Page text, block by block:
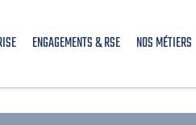
ENGAGEMENTS & RSE NOS MÉTIERS